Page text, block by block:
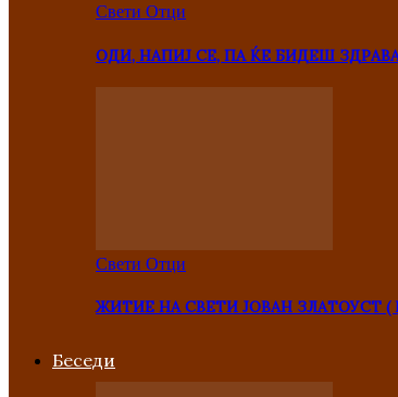
Свети Отци
ОДИ, НАПИЈ СЕ, ПА ЌЕ БИДЕШ ЗДРАВА
Свети Отци
ЖИТИЕ НА СВЕТИ ЈОВАН ЗЛАТОУСТ
Беседи